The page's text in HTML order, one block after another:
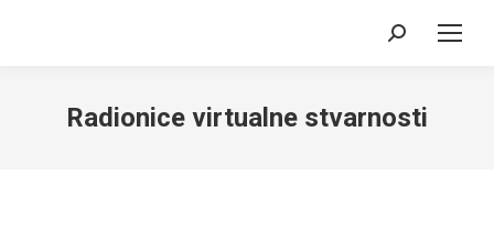
Search:
Radionice virtualne stvarnosti